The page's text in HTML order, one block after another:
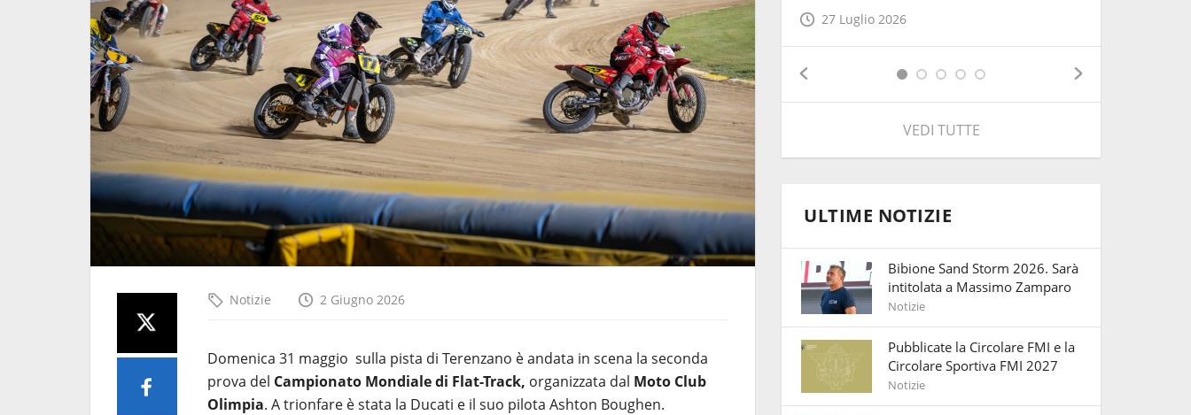
Notizie 2 Giugno 2026
Domenica 31 maggio sulla pista di Terenzano è andata in scena la seconda
prova del Campionato Mondiale di Flat-Track, organizzata dal Moto Club
Olimpia. A trionfare è stata la Ducati e il suo pilota Ashton Boughen.
5 Luglio 2026 27 Luglio 2026
VEDI TUTTE
ULTIME NOTIZIE
Bibione Sand Storm 2026. Sarà
intitolata a Massimo Zamparo
Notizie
Pubblicate la Circolare FMI e la
Circolare Sportiva FMI 2027
Notizie